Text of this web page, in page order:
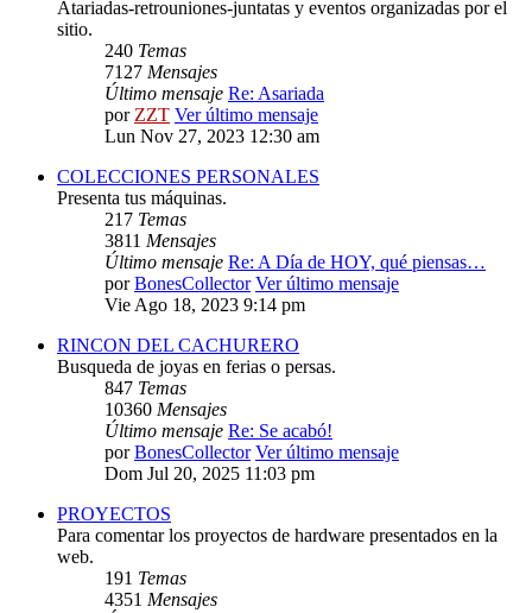
Atariadas-retrouniones-juntatas y eventos organizadas por el
sitio.
240 Temas
7127 Mensajes
Último mensaje Re: Asariada
porZZT Ver último mensaje
Lun Nov 27, 2023 12:30 am
COLECCIONES PERSONALES
Presenta tus máquinas.
217 Temas
3811 Mensajes
Último mensaje Re: A Día de HOY, qué piensas…
porBonesCollector Ver último mensaje
Vie Ago 18, 2023 9:14 pm
RINCON DEL CACHURERO
Busqueda de joyas en ferias o persas.
847 Temas
10360 Mensajes
Último mensaje Re: Se acabó!
porBonesCollector Ver último mensaje
Dom Jul 20, 2025 11:03 pm
PROYECTOS
Para comentar los proyectos de hardware presentados en la
web.
191 Temas
4351 Mensajes